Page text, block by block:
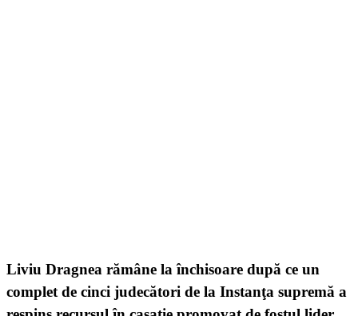
Liviu Dragnea rămâne la închisoare după ce un
complet de cinci judecători de la Instanţa supremă a